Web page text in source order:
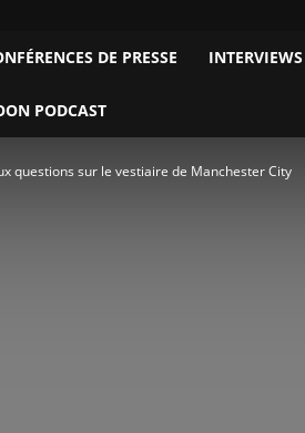
DE PRESSE INTERVIEWS
PODCAST
questions sur le vestiaire de Manchester City